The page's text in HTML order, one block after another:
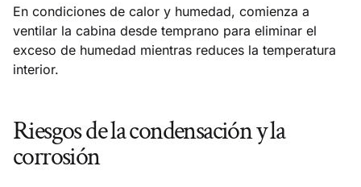
En condiciones de calor y humedad, comienza a
ventilar la cabina desde temprano para eliminar el
exceso de humedad mientras reduces la temperatura
interior.
Riesgos de la condensación y la
corrosión